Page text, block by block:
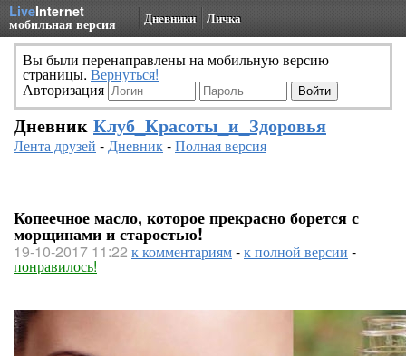
LiveInternet
мобильная версия Дневники Личка
Вы были перенаправлены на мобильную версию
страницы. Вернуться!
Авторизация
Дневник Клуб_Красоты_и_Здоровья
Лента друзей -Дневник-Полная версия
Копеечное масло, которое прекрасно борется с
морщинами и старостью!
19-10-2017 11:22 к комментариям-к полной версии -
понравилось!